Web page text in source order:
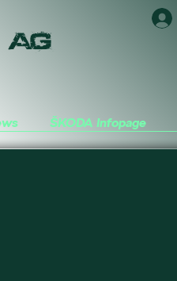
ŠKODA Infopage